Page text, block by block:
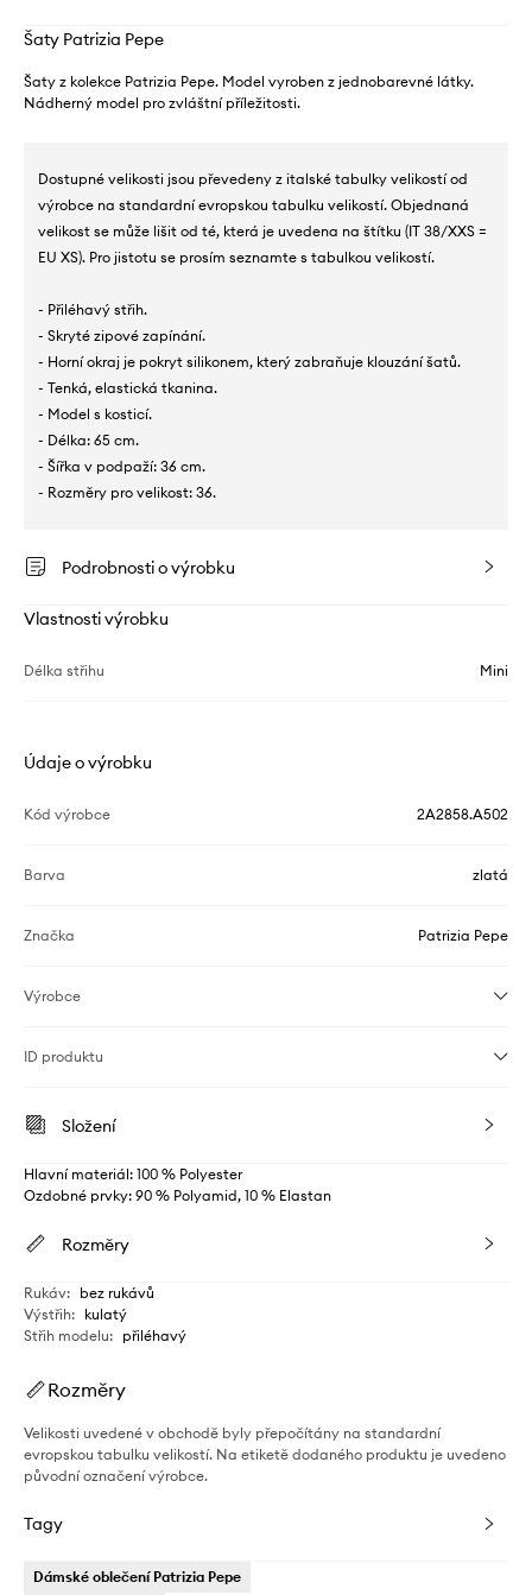
Šaty Patrizia Pepe
Šaty z kolekce Patrizia Pepe. Model vyroben z jednobarevné látky.
Nádherný model pro zvláštní příležitosti.
Dostupné velikosti jsou převedeny z italské tabulky velikostí od
výrobce na standardní evropskou tabulku velikostí. Objednaná
velikost se může lišit od té, která je uvedena na štítku (IT 38/XXS =
EU XS). Pro jistotu se prosím seznamte s tabulkou velikostí.
- Přiléhavý střih.
- Skryté zipové zapínání.
- Horní okraj je pokryt silikonem, který zabraňuje klouzání šatů.
- Tenká, elastická tkanina.
- Model s kosticí.
- Délka: 65 cm.
- Šířka v podpaží: 36 cm.
- Rozměry pro velikost: 36.
Podrobnosti o výrobku
Vlastnosti výrobku
Délka střihu Mini
Údaje o výrobku
Kód výrobce 2A2858.A502
Barva zlatá
Značka Patrizia Pepe
Výrobce
ID produktu
Složení
Hlavní materiál: 100 % Polyester
Ozdobné prvky: 90 % Polyamid, 10 % Elastan
Rozměry
Rukáv: bez rukávů
Výstřih: kulatý
Střih modelu: přiléhavý
Rozměry
Velikosti uvedené v obchodě byly přepočítány na standardní
evropskou tabulku velikostí. Na etiketě dodaného produktu je uvedeno
původní označení výrobce.
Tagy
Dámské oblečení Patrizia Pepe